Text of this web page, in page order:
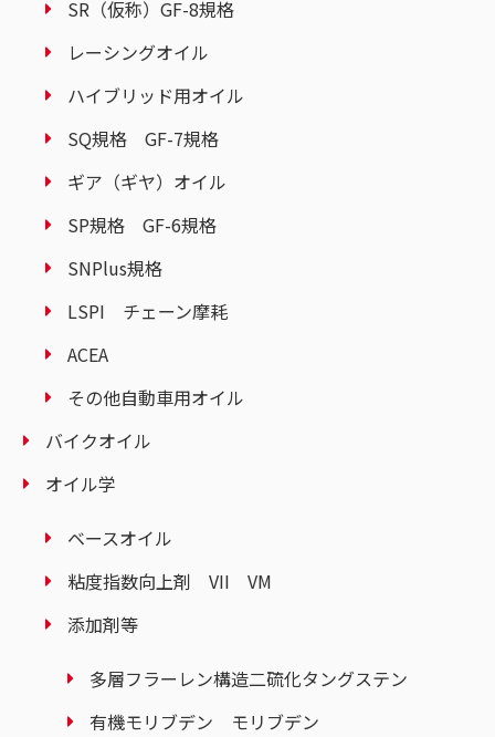
SR（仮称）GF-8規格
レーシングオイル
ハイブリッド用オイル
SQ規格 GF-7規格
ギア（ギヤ）オイル
SP規格 GF-6規格
SNPlus規格
LSPI チェーン摩耗
ACEA
その他自動車用オイル
バイクオイル
オイル学
ベースオイル
粘度指数向上剤 VII VM
添加剤等
多層フラーレン構造二硫化タングステン
有機モリブデン モリブデン